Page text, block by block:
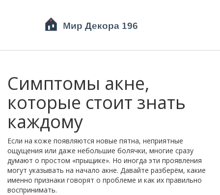
Симптомы акне,
которые стоит знать
каждому
Если на коже появляются новые пятна, неприятные
ощущения или даже небольшие болячки, многие сразу
думают о простом «прыщике». Но иногда эти проявления
могут указывать на начало акне. Давайте разберём, какие
именно признаки говорят о проблеме и как их правильно
воспринимать.